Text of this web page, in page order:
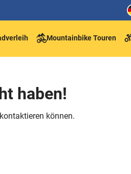
Mountainbike Touren
haben!
können.